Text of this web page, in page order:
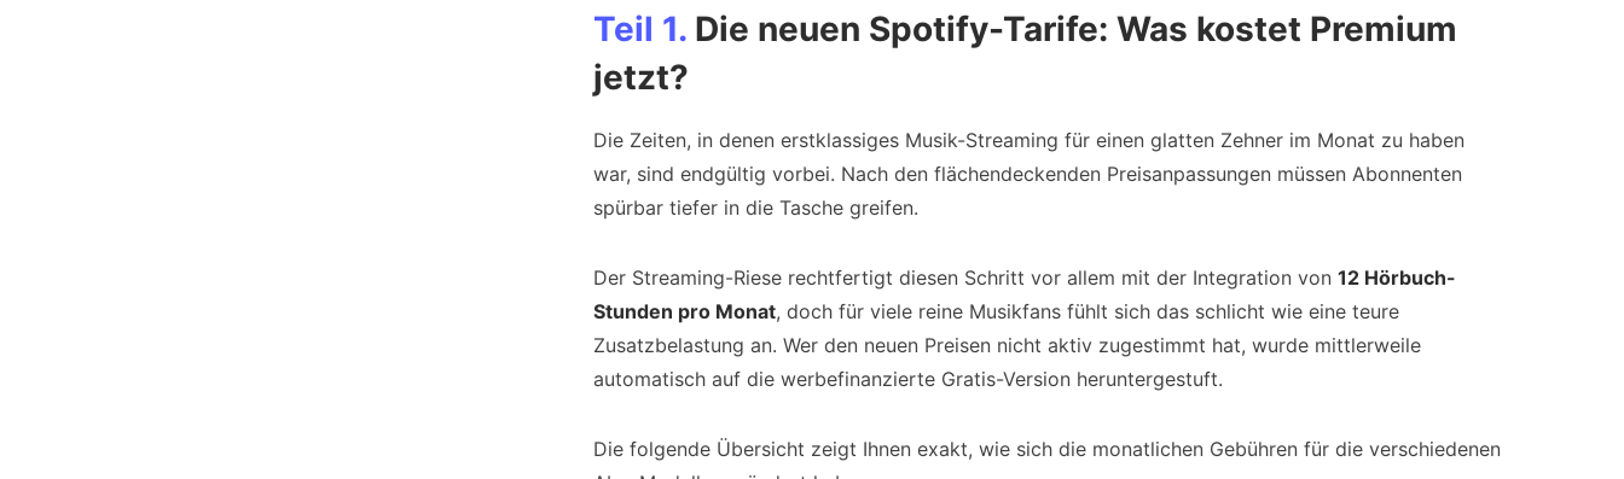
Teil 1. Die neuen Spotify-Tarife: Was kostet Premium
jetzt?
Die Zeiten, in denen erstklassiges Musik-Streaming für einen glatten Zehner im Monat zu haben
war, sind endgültig vorbei. Nach den flächendeckenden Preisanpassungen müssen Abonnenten
spürbar tiefer in die Tasche greifen.
Der Streaming-Riese rechtfertigt diesen Schritt vor allem mit der Integration von 12 Hörbuch-
Stunden pro Monat, doch für viele reine Musikfans fühlt sich das schlicht wie eine teure
Zusatzbelastung an. Wer den neuen Preisen nicht aktiv zugestimmt hat, wurde mittlerweile
automatisch auf die werbefinanzierte Gratis-Version heruntergestuft.
Die folgende Übersicht zeigt Ihnen exakt, wie sich die monatlichen Gebühren für die verschiedenen